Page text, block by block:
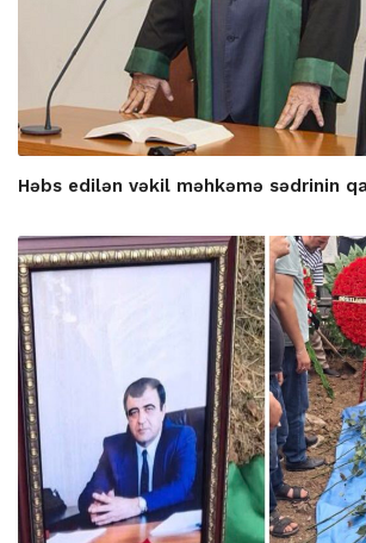
Həbs edilən vəkil məhkəmə sədrinin